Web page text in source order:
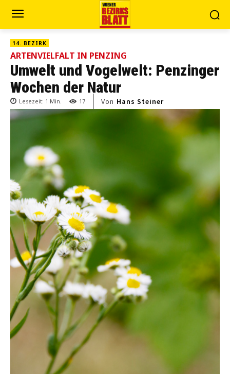
14. BEZIRK
ARTENVIELFALT IN PENZING
Umwelt und Vogelwelt: Penzinger
Wochen der Natur
Lesezeit: 1 Min. 17 Von Hans Steiner